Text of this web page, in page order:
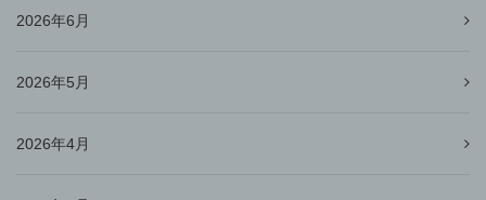
2026年6月
2026年5月
2026年4月